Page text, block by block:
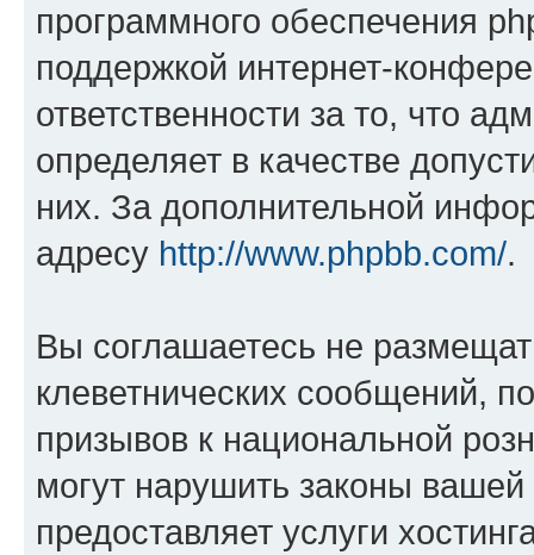
программного обеспечения
поддержкой интернет-
ответственности за то, что
определяет в качестве
них. За дополнительной
адресу http://www.phpbb.com/.
Вы соглашаетесь не
клеветнических сообщений,
призывов к национальной
могут нарушить законы
предоставляет услуги